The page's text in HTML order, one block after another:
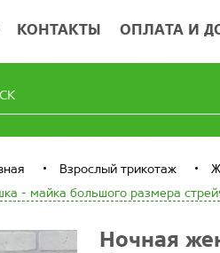
КОНТАКТЫ ОПЛАТА И
Взрослый трикотаж
- майка большого размера
Ночная